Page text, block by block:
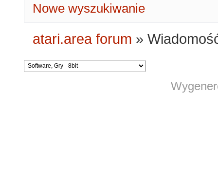
Nowe wyszukiwanie
atari.area forum »